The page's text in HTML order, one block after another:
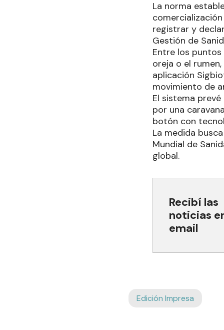
La norma
registrar y
Gestión de
Entre los
oreja o el
aplicación
movimiento de
El sistema
por una
botón con
La medida
Mundial de
global.
Recibí las
noticias
email
Edición Impresa